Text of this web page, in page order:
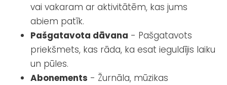
vai vakaram ar aktivitātēm, kas jums
abiem patīk.
Pašgatavota dāvana - Pašgatavots
priekšmets, kas rāda, ka esat ieguldījis laiku
un pūles.
Abonements - Žurnāla, mūzikas